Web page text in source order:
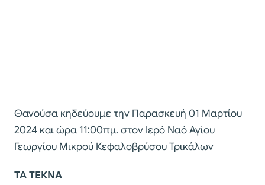
Θανούσα κηδεύουμε την Παρασκευή 01 Μαρτίου
2024 και ώρα 11:00πμ. στον Ιερό Ναό Αγίου
Γεωργίου Μικρού Κεφαλοβρύσου Τρικάλων
ΤΑ ΤΕΚΝΑ